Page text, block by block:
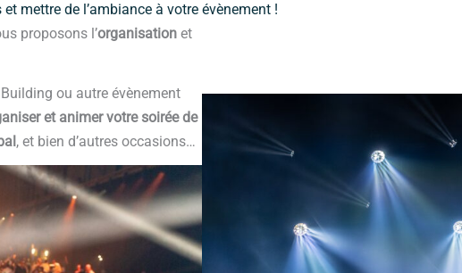
mettre de l’ambiance à votre évènement !
proposons l’organisation et
ou autre évènement
et animer votre soirée de
, et bien d’autres occasions…